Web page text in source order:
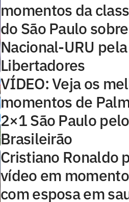
momentos da
do São Paulo
Nacional-URU pela
Libertadores
VÍDEO: Veja os
momentos de
2×1 São Paulo pelo
Brasileirão
Cristiano Ronaldo
vídeo em
com esposa em